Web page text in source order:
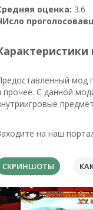
оценка: 3.6
мод
прочее. С данной
на наш
СКРИНШОТЫ